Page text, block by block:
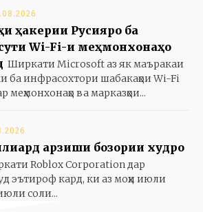
ҳакерии Русияро ба
Wi-Fi-и меҳмонхонаҳо
Ширкати Microsoft аз як маъракаи
ба инфрасохтори шабакаҳои Wi-Fi
меҳмонхонаҳо ва марказҳои...
арзиши бозории худро
Roblox Corporation дар
эътироф кард, ки аз моҳи июли
соли...